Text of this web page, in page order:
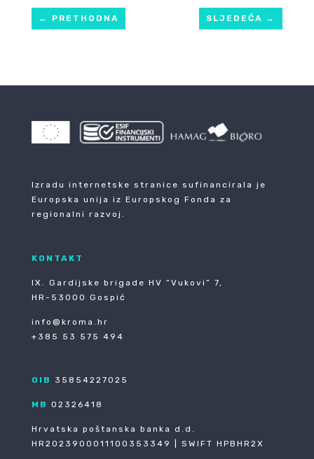
← PRETHODNA SLJEDEĆA →
Izradu internetske stranice sufinancirala je
Europska unija iz Europskog Fonda za
regionalni razvoj.
KONTAKT
IX. Gardijske brigade HV ”Vukovi” 7,
HR-53000 Gospić
info@kroma.hr
+385 53 575 494
OIB 35854227025
MB 02326418
Hrvatska poštanska banka d.d.
HR2023900011100353349 | SWIFT HPBHR2X